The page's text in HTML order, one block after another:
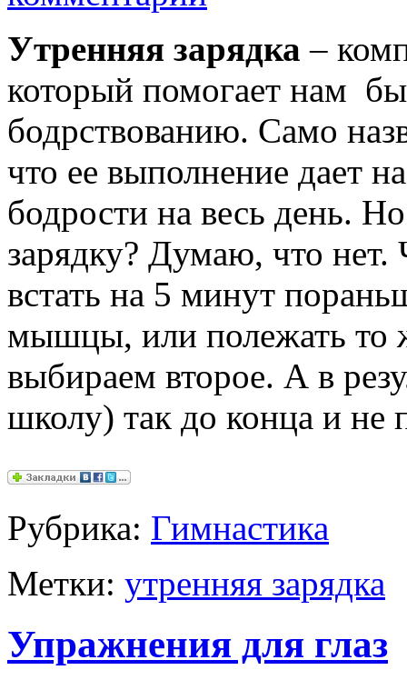
Утренняя зарядка –
который помогает нам
бодрствованию. Само
что ее выполнение дает
бодрости на весь день.
зарядку? Думаю, что
встать на 5 минут
мышцы, или полежать то
выбираем второе. А в
школу) так до конца и
Рубрика: Гимнастика
Метки: утренняя зарядка
Упражнения для глаз